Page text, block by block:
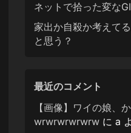
ネットで拾った変な
家出か自殺か考えて
と思う？
最近のコメント
【画像】ワイの娘、
wrwrwrwrwrwに a